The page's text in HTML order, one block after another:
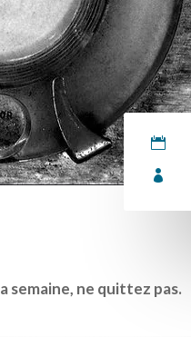


semaine, ne quittez pas.